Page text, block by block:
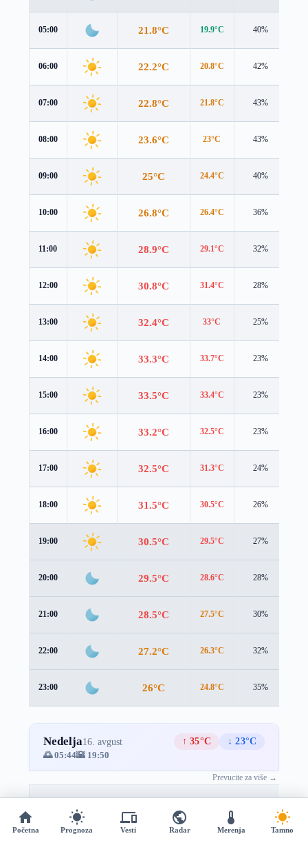
05:00 21.8°C 19.9°C 40%
06:00 22.2°C 20.8°C 42%
07:00 22.8°C 21.8°C 43%
08:00 23.6°C 23°C 43%
09:00 25°C 24.4°C 40%
10:00 26.8°C 26.4°C 36%
11:00 28.9°C 29.1°C 32%
12:00 30.8°C 31.4°C 28%
13:00 32.4°C 33°C 25%
14:00 33.3°C 33.7°C 23%
15:00 33.5°C 33.4°C 23%
16:00 33.2°C 32.5°C 23%
17:00 32.5°C 31.3°C 24%
18:00 31.5°C 30.5°C 26%
19:00 30.5°C 29.5°C 27%
20:00 29.5°C 28.6°C 28%
21:00 28.5°C 27.5°C 30%
22:00 27.2°C 26.3°C 32%
23:00 26°C 24.8°C 35%
Nedelja16. avgust ↑ 35°C
↓ 23°C
🌅 05:44🌇 19:50
Prevucite za više →
Vreme Temperatura Vlažnost
Početna Prognoza Vesti Radar Merenja Tamno